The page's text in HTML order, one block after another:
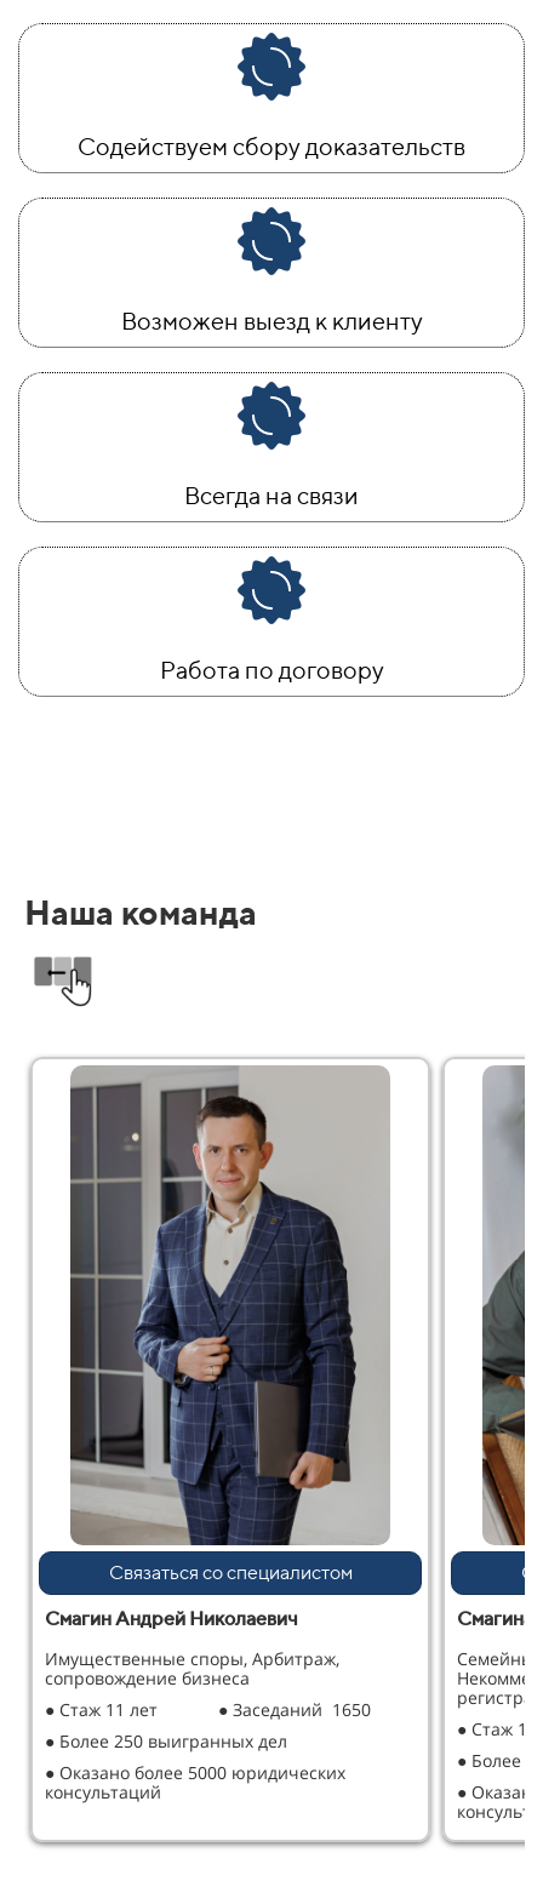
Содействуем сбору доказательств
Возможен выезд к клиенту
Всегда на связи
Работа по договору
Наша команда
Связаться со специалистом
Смагин Андрей Николаевич
Имущественные споры, Арбитраж,
сопровождение бизнеса
● Стаж 11 лет
● Заседаний 1650
● Более 250 выигранных дел
● Оказано более 5000 юридических
консультаций
Смагина
● Стаж 12
● Более
●